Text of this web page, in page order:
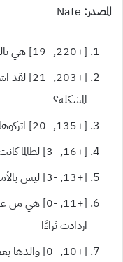
المصدر:
[+220, -19] هي بالفعل ابنة عائلة ثرية
[+203, -
المشكلة؟
[+135, -20] اتركوها وشأنها، على ماذا كل هذه الضجة؟
[+16, -3] لطالما كانت يورا معروفة بكونها الابنة الوحيدة لعائلة ثرية
[+13, -3] ليس بالأمر المفاجيء، لطالما كانت عائلتها ثرية
[+11, -0] هي
ازدادت ثراءًا
[+10, -0] والدها يعمل في شركة SK